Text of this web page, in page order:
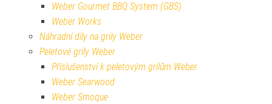
Weber Gourmet BBQ System (GBS)
Weber Works
Náhradní díly na grily Weber
Peletové grily Weber
Příslušenství k peletovým grilům Weber
Weber Searwood
Weber Smoque